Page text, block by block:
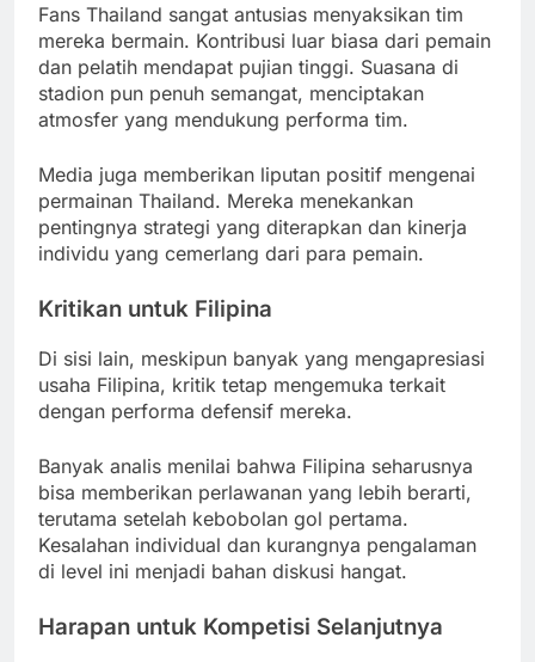
Fans Thailand sangat antusias menyaksikan tim
mereka bermain. Kontribusi luar biasa dari pemain
dan pelatih mendapat pujian tinggi. Suasana di
stadion pun penuh semangat, menciptakan
atmosfer yang mendukung performa tim.
Media juga memberikan liputan positif mengenai
permainan Thailand. Mereka menekankan
pentingnya strategi yang diterapkan dan kinerja
individu yang cemerlang dari para pemain.
Kritikan untuk Filipina
Di sisi lain, meskipun banyak yang mengapresiasi
usaha Filipina, kritik tetap mengemuka terkait
dengan performa defensif mereka.
Banyak analis menilai bahwa Filipina seharusnya
bisa memberikan perlawanan yang lebih berarti,
terutama setelah kebobolan gol pertama.
Kesalahan individual dan kurangnya pengalaman
di level ini menjadi bahan diskusi hangat.
Harapan untuk Kompetisi Selanjutnya